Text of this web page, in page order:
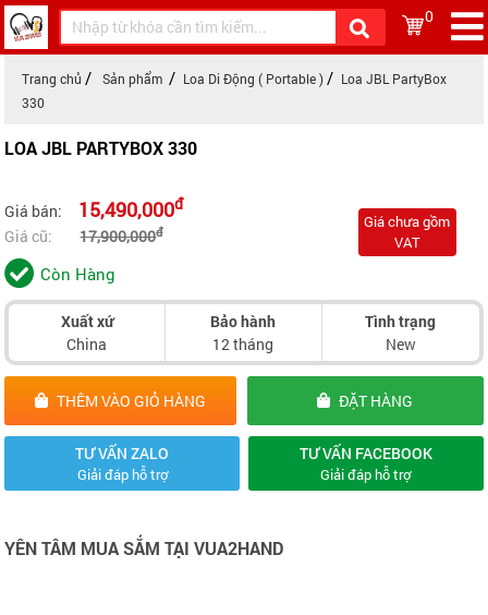
0
Trang chủ Sản phẩm Loa Di Động ( Portable )
Loa JBL PartyBox
330
LOA JBL PARTYBOX 330
Giá chưa gồm
VAT
Giá bán: 15,490,000đ
Giá cũ: 17,900,000đ
Còn Hàng
Xuất xứ
China
Bảo hành
12 tháng
Tình trạng
New
THÊM VÀO GIỎ HÀNG ĐẶT HÀNG
TƯ VẤN ZALO
Giải đáp hỗ trợ
TƯ VẤN FACEBOOK
Giải đáp hỗ trợ
YÊN TÂM MUA SẮM TẠI VUA2HAND